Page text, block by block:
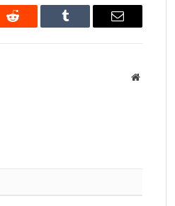
Reddit Tumblr Email
Website